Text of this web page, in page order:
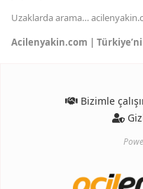
Uzaklarda arama…
Acilenyakin.com |
Bizimle